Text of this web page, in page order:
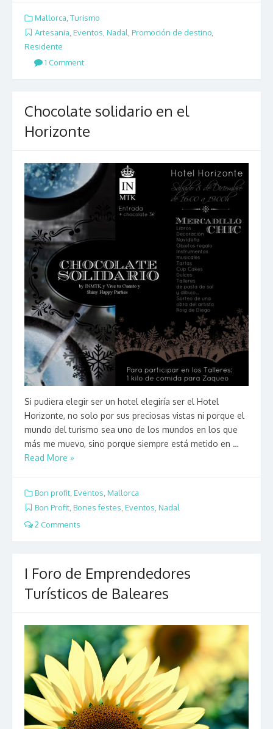
Mallorca, Turismo
Artesania Eventos Nadal Promoción de destino
Residente
1 Comment
Chocolate solidario en el
Horizonte
Si pudiera elegir ser un hotel elegiría ser el Hotel
Horizonte, no solo por sus preciosas vistas ni porque el
mundo del turismo sea uno de los mundos en los que
más me muevo, sino porque siempre está metido en …
Read More »
Bon profit, Eventos, Mallorca
Bon Profit Bones festes Eventos Nadal
2 Comments
I Foro de Emprendedores
Turísticos de Baleares